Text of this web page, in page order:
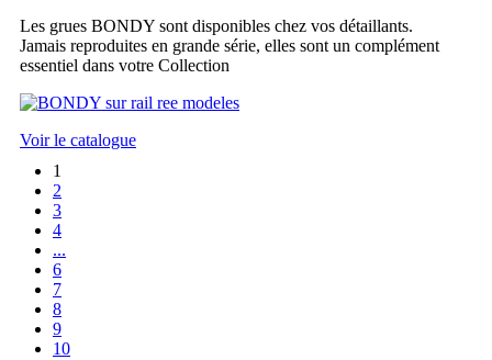
Les grues BONDY sont disponibles chez vos détaillants.
Jamais reproduites en grande série, elles sont un complément
essentiel dans votre Collection
Voir le catalogue
1
2
3
4
...
6
7
8
9
10